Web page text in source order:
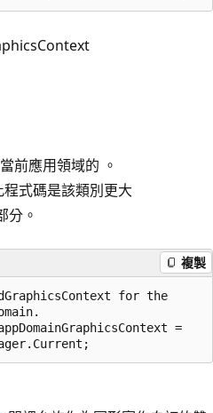
前應用領域的 。
程式碼是該類別更大
分。
複製
for the
=